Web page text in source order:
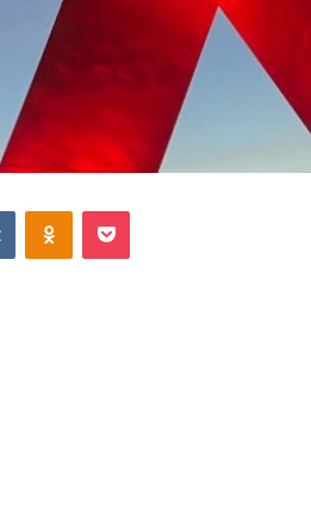
VKontakteOdnoklassniki
Pocket